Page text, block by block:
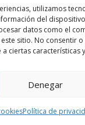
utilizamos
del
datos como el
sitio. No consentir
ciertas características
Denegar
Política de
He leído y